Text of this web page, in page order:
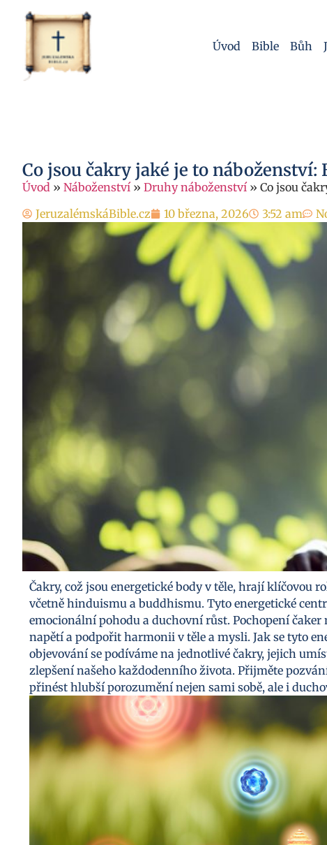
Úvod Bible Bůh
Co jsou čakry jaké je to náboženství:
Úvod » Náboženství » Druhy náboženství » Co jsou
JeruzalémskáBible.cz
10 března, 2026 3:52 am
Čakry, což jsou energetické body v těle, hrají
včetně hinduismu a buddhismu. Tyto energetické
emocionální pohodu a duchovní růst. Pochopení
napětí a podpořit harmonii v těle a mysli. Jak se tyto
objevování se podíváme na jednotlivé čakry, jejich
zlepšení našeho každodenního života. Přijměte
přinést hlubší porozumění nejen sami sobě, ale i